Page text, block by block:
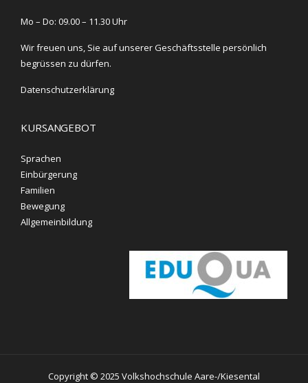
Mo – Do: 09.00 – 11.30 Uhr
Wir freuen uns, Sie auf unserer Geschäftsstelle persönlich
begrüssen zu dürfen.
Datenschutzerklärung
KURSANGEBOT
Sprachen
Einbürgerung
Familien
Bewegung
Allgemeinbildung
Copyright © 2025 Volkshochschule Aare-/Kiesental